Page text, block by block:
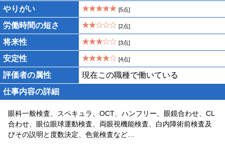
やりがい [5点]
労働時間の短さ [2点]
将来性 [3点]
安定性 [4点]
評価者の属性
現在この職種で働いている
仕事内容の詳細
眼科一般検査、スペキュラ、OCT、ハンフリー、眼鏡合わせ、CL
合わせ、眼位眼球運動検査、両眼視機能検査、白内障術前検査及
びその説明と度数決定、色覚検査など…